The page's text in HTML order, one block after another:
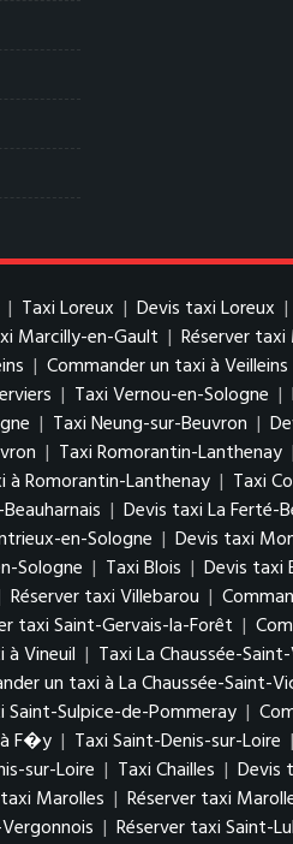
| Taxi Loreux | Devis taxi Loreux |
Marcilly-en-Gault | Réserver
| Commander un taxi à Veilleins
| Taxi Vernou-en-Sologne |
| Taxi Neung-sur-Beuvron |
| Taxi Romorantin-Lanthenay |
à Romorantin-Lanthenay | Taxi
| Devis taxi La Ferté-
en-Sologne | Devis taxi
Sologne | Taxi Blois | Devis taxi
Réserver taxi Villebarou |
taxi Saint-Gervais-la-Forêt |
Vineuil | Taxi La Chaussée-
un taxi à La Chaussée-Saint-
Saint-Sulpice-de-Pommeray |
F�y | Taxi Saint-Denis-sur-Loire |
sur-Loire | Taxi Chailles | Devis
Marolles | Réserver taxi
| Réserver taxi Saint-